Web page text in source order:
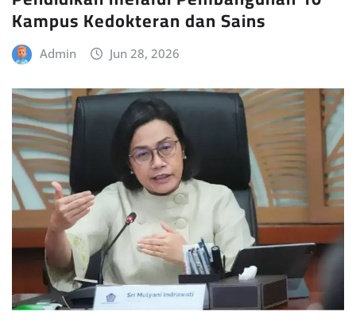
Kampus Kedokteran dan Sains
Admin Jun 28, 2026